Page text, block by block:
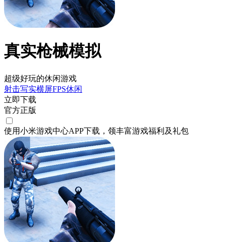
真实枪械模拟
超级好玩的休闲游戏
射击写实横屏FPS休闲
立即下载
官方正版
使用小米游戏中心APP下载 ，领丰富游戏福利 及礼包